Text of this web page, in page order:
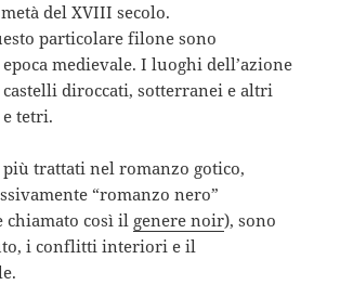
del XVIII secolo.
particolare filone sono
medievale. I luoghi dell’azione
diroccati, sotterranei e altri
tetri.
trattati nel romanzo gotico,
“romanzo nero”
chiamato così il genere noir), sono
i conflitti interiori e il